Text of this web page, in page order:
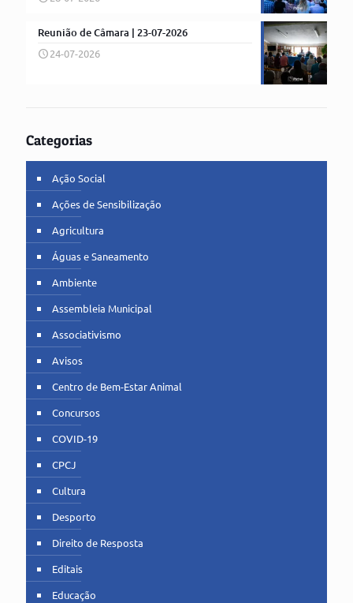
Reunião de Câmara | 23-07-2026
24-07-2026
Categorias
Ação Social
Ações de Sensibilização
Agricultura
Águas e Saneamento
Ambiente
Assembleia Municipal
Associativismo
Avisos
Centro de Bem-Estar Animal
Concursos
COVID-19
CPCJ
Cultura
Desporto
Direito de Resposta
Editais
Educação